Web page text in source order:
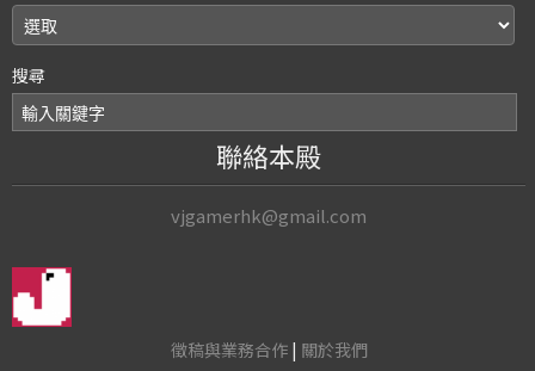
搜尋
聯絡本殿
vjgamerhk@gmail.com
徵稿與業務合作| 關於我們